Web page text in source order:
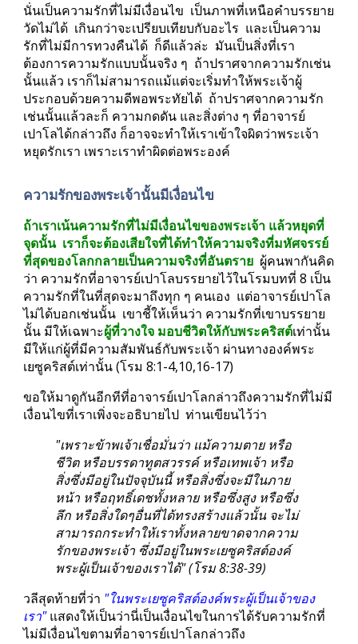
นั่นเป็นความรักที่ไม่มีเงื่อนไข  เป็นภาพที่เหนือคำบรรยาย
วัดไม่ได้  เกินกว่าจะเปรียบเทียบกับอะไร  และเป็นความ
รักที่ไม่มีการทวงคืนได้  ก็ดีแล้วล่ะ  มันเป็นสิ่งที่เรา
ต้องการความรักแบบนั้นจริง ๆ  ถ้าปราศจากความรักเช่น
นั้นแล้ว เราก็ไม่สามารถแม้แต่จะเริ่มทำให้พระเจ้าผู้
ประกอบด้วยความดีพอพระทัยได้  ถ้าปราศจากความรัก
เช่นนั้นแล้วละก็ ความกดดัน และสิ่งต่าง ๆ ที่อาจารย์
เปาโลได้กล่าวถึง ก็อาจจะทำให้เราเข้าใจผิดว่าพระเจ้า
หยุดรักเรา เพราะเราทำผิดต่อพระองค์
ความรักของพระเจ้านั้นมีเงื่อนไข
ถ้าเราเน้นความรักที่ไม่มีเงื่อนไขของพระเจ้า แล้วหยุดที่
จุดนั้น  เราก็จะต้องเสียใจที่ได้ทำให้ความจริงที่มหัศจรรย์
ที่สุดของโลกกลายเป็นความจริงที่อันตราย ผู้คนพากันคิด
ว่า ความรักที่อาจารย์เปาโลบรรยายไว้ในโรมบทที่ 8 เป็น
ความรักที่ในที่สุดจะมาถึงทุก ๆ คนเอง  แต่อาจารย์เปาโล
ไม่ได้บอกเช่นนั้น  เขาชี้ให้เห็นว่า ความรักที่เขาบรรยาย
นั้น มีให้เฉพาะผู้ที่วางใจ มอบชีวิตให้กับพระคริสต์เท่านั้น
มีให้แก่ผู้ที่มีความสัมพันธ์กับพระเจ้า ผ่านทางองค์พระ
เยซูคริสต์เท่านั้น (โรม 8:1-4,10,16-17)
ขอให้มาดูกันอีกทีที่อาจารย์เปาโลกล่าวถึงความรักที่ไม่มี
เงื่อนไขที่เราเพิ่งจะอธิบายไป  ท่านเขียนไว้ว่า
"เพราะข้าพเจ้าเชื่อมั่นว่า แม้ความตาย หรือ
ชีวิต หรือบรรดาทูตสวรรค์ หรือเทพเจ้า หรือ
สิ่งซึ่งมีอยู่ในปัจจุบันนี้ หรือสิ่งซึ่งจะมีในภาย
หน้า หรือฤทธิ์เดชทั้งหลาย หรือซึ่งสูง หรือซึ่ง
ลึก หรือสิ่งใดๆอื่นที่ได้ทรงสร้างแล้วนั้น จะไม่
สามารถกระทำให้เราทั้งหลายขาดจากความ
รักของพระเจ้า ซึ่งมีอยู่ในพระเยซูคริสต์องค์
พระผู้เป็นเจ้าของเราได้" (โรม 8:38-39)
วลีสุดท้ายที่ว่า "ในพระเยซูคริสต์องค์พระผู้เป็นเจ้าของ
เรา" แสดงให้เป็นว่านี่เป็นเงื่อนไขในการได้รับความรักที่
ไม่มีเงื่อนไขตามที่อาจารย์เปาโลกล่าวถึง